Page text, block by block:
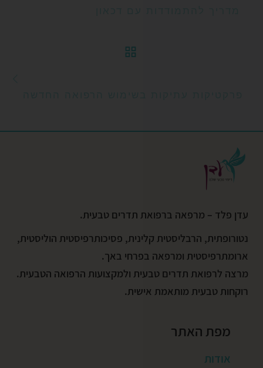
עדן פלד – מרפאה ברפואת תדרים טבעית.
נטורופתית, הרבליסטית קלינית, פסיכותרפיסטית הוליסטית,
ארומתרפיסטית ומרפאה בפרחי באך.
מרצה לרפואת תדרים טבעית ולמקצועות הרפואה הטבעית.
רוקחות טבעית מותאמת אישית.
מפת האתר
אודות